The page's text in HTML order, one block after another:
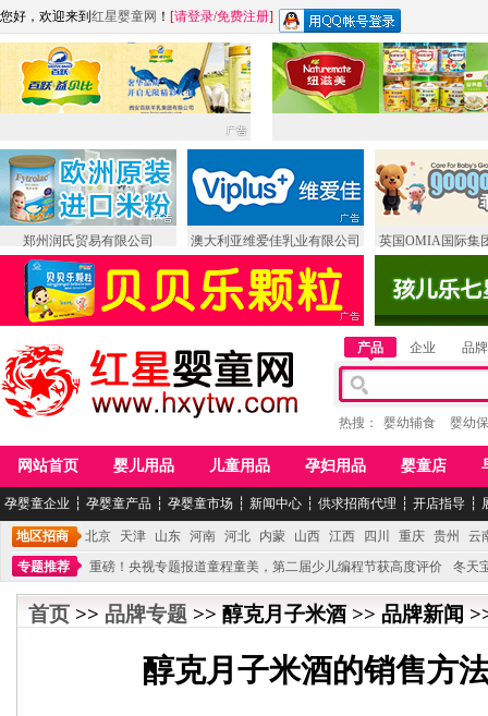
您好，欢迎来到 红星婴童网 ！ [请登录/免费注册]
郑州润氏贸易有限公司 澳大利亚维爱佳乳业有限公司 英国OMIA国际集
产品 企业 品牌
热搜： 婴幼辅食 婴幼
网站首页 婴儿用品 儿童用品 孕妇用品 婴童店
孕婴童企业 ┆ 孕婴童产品 ┆ 孕婴童市场 ┆ 新闻中心 ┆ 供求招商代理 ┆ 开店指导 ┆
地区招商 北京 天津 山东 河南 河北 内蒙 山西 江西 四川 重庆 贵州
云
专题推荐
重磅！央视专题报道童程童美，第二届少儿编程节获高度评价
冬天
不能再单纯地销售产品,而要向增强服务转型,毕竟母婴产品比较特殊。”
妇幼广场
首页 >> 品牌专题 >> 醇克月子米酒 >> 品牌新闻
醇克月子米酒的销售方